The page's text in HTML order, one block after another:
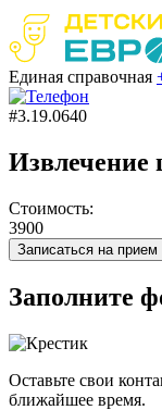
Единая справочная
#3.19.0640
Извлечение
Стоимость:
3900
Записаться на прием
Заполните
Оставьте свои
ближайшее время.